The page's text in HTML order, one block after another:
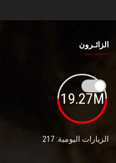
الزائـرون
19.27M
الزيارات اليومية: 217